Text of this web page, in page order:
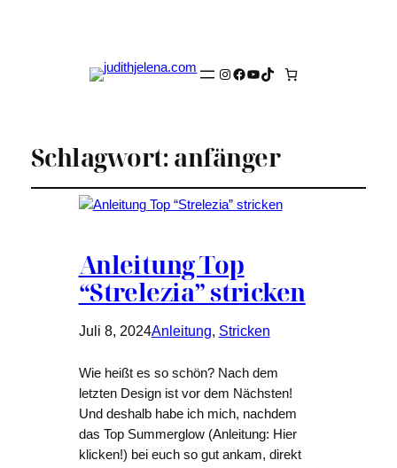
Instagram
Facebook
YouTube
TikTok
Schlagwort: anfänger
Anleitung Top
“Strelezia” stricken
Juli 8, 2024Anleitung, Stricken
Wie heißt es so schön? Nach dem
letzten Design ist vor dem Nächsten!
Und deshalb habe ich mich, nachdem
das Top Summerglow (Anleitung: Hier
klicken!) bei euch so gut ankam, direkt